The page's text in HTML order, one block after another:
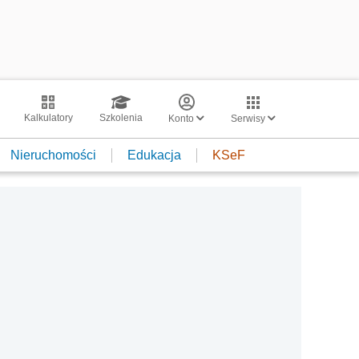
Kalkulatory Szkolenia Konto Serwisy
Nieruchomości Edukacja KSeF